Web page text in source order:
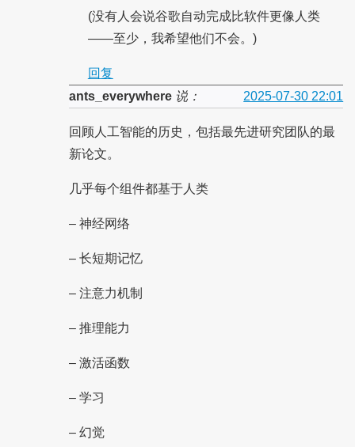
(没有人会说谷歌自动完成比软件更像人类
——至少，我希望他们不会。)
回复
ants_everywhere说： 2025-07-30 22:01
回顾人工智能的历史，包括最先进研究团队的最
新论文。
几乎每个组件都基于人类
– 神经网络
– 长短期记忆
– 注意力机制
– 推理能力
– 激活函数
– 学习
– 幻觉